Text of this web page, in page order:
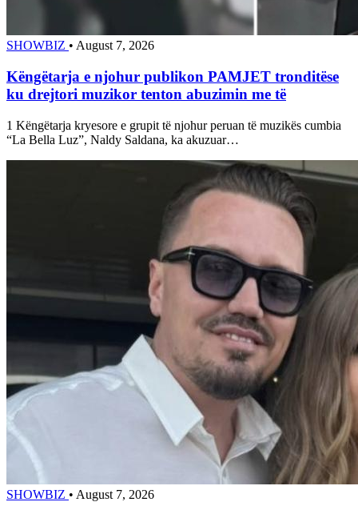
SHOWBIZ • August 7, 2026
Këngëtarja e njohur publikon PAMJET tronditëse
ku drejtori muzikor tenton abuzimin me të
1 Këngëtarja kryesore e grupit të njohur peruan të muzikës cumbia
“La Bella Luz”, Naldy Saldana, ka akuzuar…
SHOWBIZ • August 7, 2026